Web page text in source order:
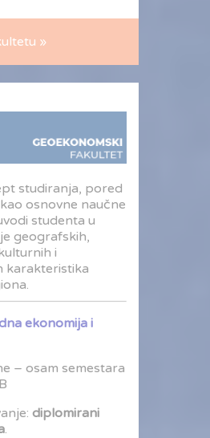
»
studiranja, pored
osnovne naučne
studenta u
geografskih,
i
karakteristika
ekonomija i
– osam semestara
diplomirani
.